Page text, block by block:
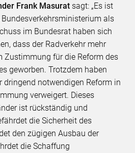
Frank Masurat sagt: „Es ist
als
im Bundesrat haben sich
dass der Radverkehr mehr
Zustimmung für die Reform des
geworben. Trotzdem haben
dringend notwendigen Reform in
verweigert. Dieses
ist rückständig und
die Sicherheit des
den zügigen Ausbau der
die Schaffung